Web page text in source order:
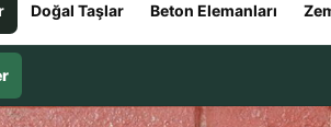
Doğal Taşlar Beton Elemanları